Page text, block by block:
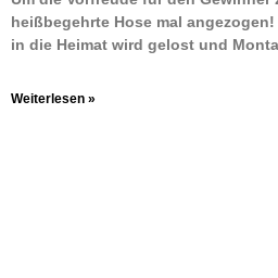
heißbegehrte Hose mal
in die Heimat wird gelost und
Weiterlesen »